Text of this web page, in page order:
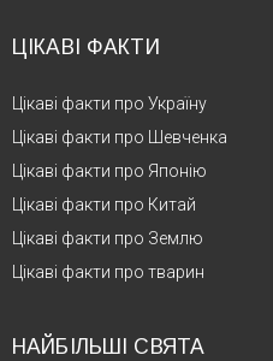
ЦІКАВІ ФАКТИ
Цікаві факти про Україну
Цікаві факти про Шевченка
Цікаві факти про Японію
Цікаві факти про Китай
Цікаві факти про Землю
Цікаві факти про тварин
НАЙБІЛЬШІ СВЯТА